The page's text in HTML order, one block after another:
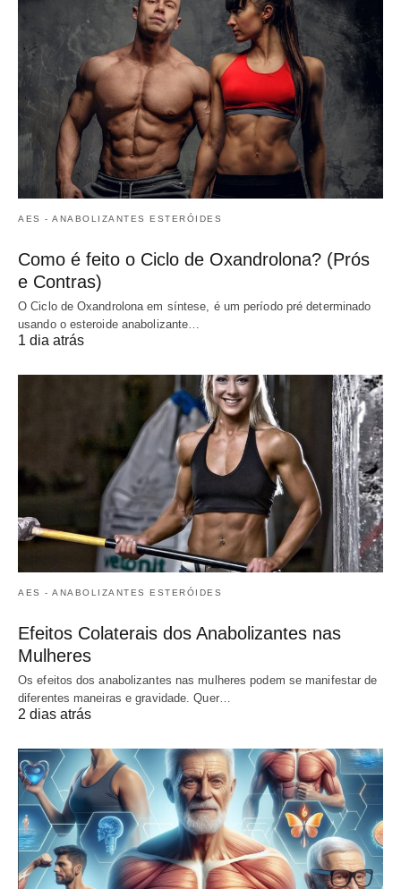
AES - ANABOLIZANTES ESTERÓIDES
Como é feito o Ciclo de Oxandrolona? (Prós
e Contras)
O Ciclo de Oxandrolona em síntese, é um período pré determinado
usando o esteroide anabolizante…
1 dia atrás
AES - ANABOLIZANTES ESTERÓIDES
Efeitos Colaterais dos Anabolizantes nas
Mulheres
Os efeitos dos anabolizantes nas mulheres podem se manifestar de
diferentes maneiras e gravidade. Quer…
2 dias atrás